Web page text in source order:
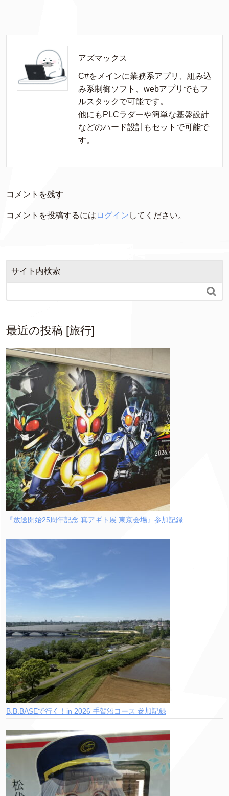
アズマックス
C#をメインに業務系アプリ、組み込
み系制御ソフト、webアプリでもフ
ルスタックで可能です。
他にもPLCラダーや簡単な基盤設計
などのハード設計もセットで可能で
す。
コメントを残す
コメントを投稿するには ログイン してください。
サイト内検索

最近の投稿 [旅行]
『放送開始25周年記念 真アギト展 東京会場』参加記録
B.B.BASEで行く！in 2026 手賀沼コース 参加記録